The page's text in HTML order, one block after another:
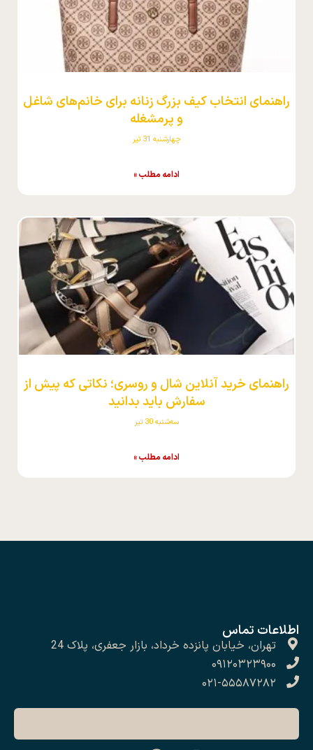
راهنمای انتخاب کیف بزرگ زنانه برای خانم‌های شاغل
و پرمشغله
چهارشنبه 31 تیر
ادامه مطلب »
راهنمای خرید آنلاین شال و روسری؛ نکاتی که پیش از
سفارش باید بدانید
سه‌شنبه 30 تیر
ادامه مطلب »
اطلاعات تماس
تهران، خیابان پانزده خرداد، بازار جعفری، پلاک 24
۰۹۱۲۰۳۲۳۹۰۰
۰۲۱-۵۵۵۸۷۲۸۲